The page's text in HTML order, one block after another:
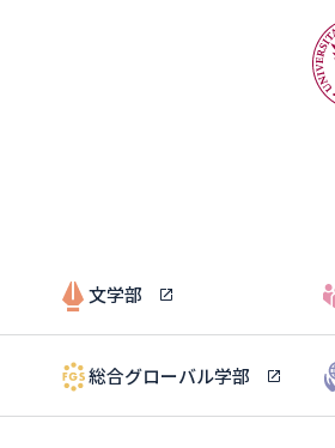
文学部
総合グローバル学部